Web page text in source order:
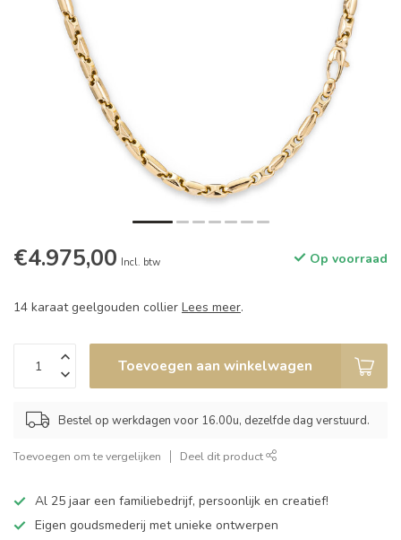
€4.975,00 Incl. btw Op voorraad
14 karaat geelgouden collier Lees meer.
Toevoegen aan winkelwagen
Bestel op werkdagen voor 16.00u, dezelfde dag verstuurd.
Toevoegen om te vergelijken Deel dit product
Al 25 jaar een familiebedrijf, persoonlijk en creatief!
Eigen goudsmederij met unieke ontwerpen